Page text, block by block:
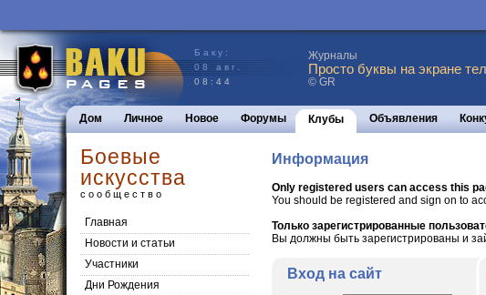
Баку:
08 авг.
08:44
Журналы
Просто буквы на экране
© GR
Дом Личное Новое Форумы Клубы Объявления
Боевые
искусства
сообщество
Главная
Новости и статьи
Участники
Дни Рождения
Информация
Only registered users can access this
You should be registered and sign on to
Только зарегистрированные
Вы должны быть зарегистрированы и
Вход на сайт